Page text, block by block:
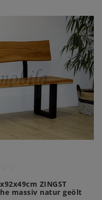
ZINGST
massiv natur geölt